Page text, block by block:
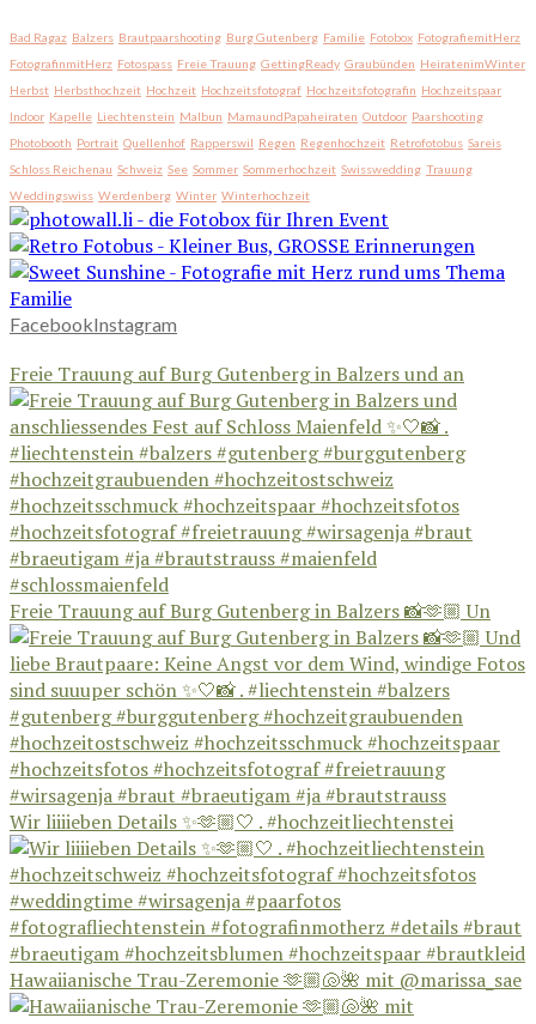
Bad Ragaz Balzers Brautpaarshooting Burg Gutenberg Familie Fotobox FotografiemitHerz
FotografinmitHerz Fotospass Freie Trauung GettingReady Graubünden HeiratenimWinter
Herbst Herbsthochzeit Hochzeit Hochzeitsfotograf Hochzeitsfotografin Hochzeitspaar
Indoor Kapelle Liechtenstein Malbun MamaundPapaheiraten Outdoor Paarshooting
Photobooth Portrait Quellenhof Rapperswil Regen Regenhochzeit Retrofotobus Sareis
Schloss Reichenau Schweiz See Sommer Sommerhochzeit Swisswedding Trauung
Weddingswiss Werdenberg Winter Winterhochzeit
FacebookInstagram
Freie Trauung auf Burg Gutenberg in Balzers und an
Freie Trauung auf Burg Gutenberg in Balzers 📸🫶🏼 Un
Wir liiiieben Details ✨🫶🏼🤍 . #hochzeitliechtenstei
Hawaiianische Trau-Zeremonie 🫶🏼🐚🌺 mit @marissa_sae